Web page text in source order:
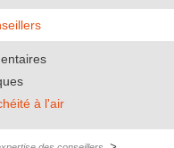
à l'air